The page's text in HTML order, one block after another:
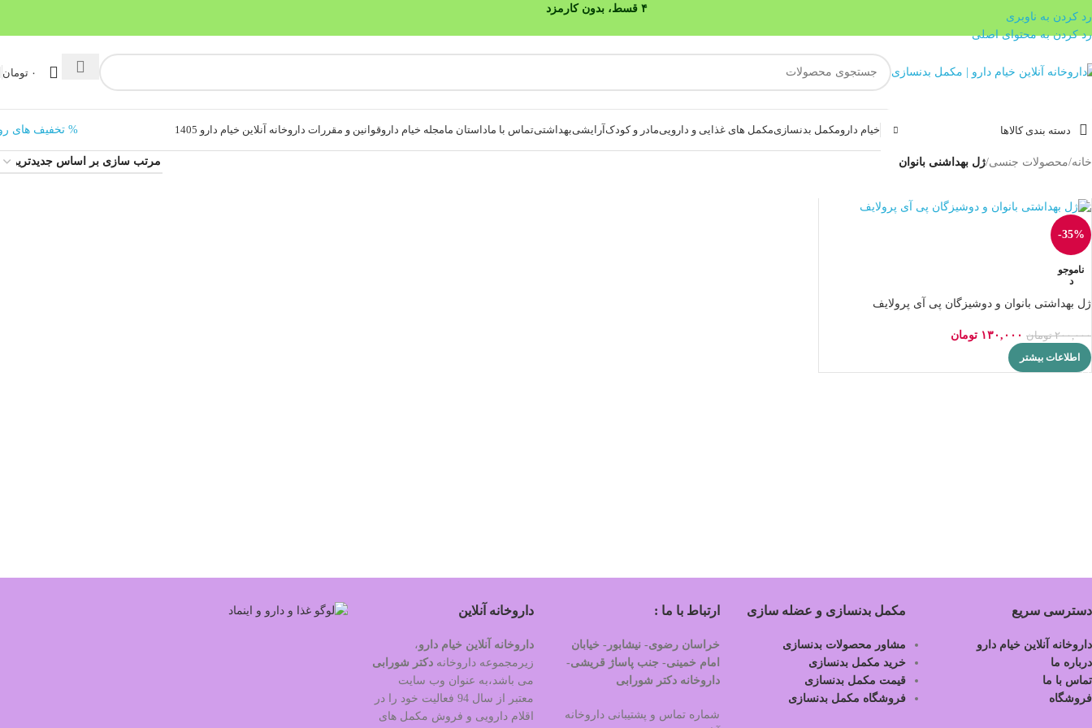
۴ قسط، بدون کارمزد
رد کردن به ناوبری
رد کردن به محتوای اصلی
۰ تومان
دسته بندی کالاها خیام دارومکمل بدنسازیمکمل های غذایی و داروییمادر و کودک آرایشیبهداشتیتماس با ماداستان مامجله خیام داروقوانین و مقررات داروخانه آنلاین خیام دارو 1405 % تخفیف های
خانه/محصولات جنسی/ژل بهداشنی بانوان
-35%
ناموجو
د
ژل بهداشتی بانوان و دوشیزگان پی آی پرولایف
۲۰۰,۰۰۰ تومان ۱۳۰,۰۰۰ تومان
اطلاعات بیشتر
دسترسی سریع
داروخانه آنلاین خیام دارو
درباره ما
تماس با ما
فروشگاه
مکمل بدنسازی و عضله سازی
مشاور محصولات بدنسازی
خرید مکمل بدنسازی
قیمت مکمل بدنسازی
فروشگاه مکمل بدنسازی
ارتباط با ما :
خراسان رضوی- نیشابور- خیابان
امام خمینی- جنب پاساژ قریشی-
داروخانه دکتر شورابی
شماره تماس و پشتیبانی داروخانه
داروخانه آنلاین
داروخانه آنلاین خیام دارو،
زیرمجموعه داروخانه دکتر شورابی
می باشد،به عنوان وب سایت
معتبر از سال 94 فعالیت خود را در
اقلام دارویی و فروش مکمل های